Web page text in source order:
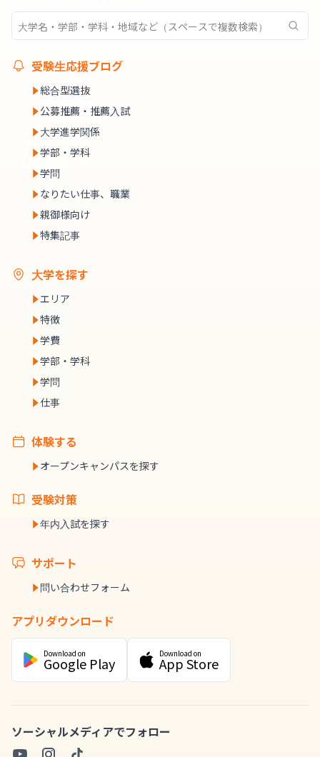
受験生応援ブログ
総合型選抜
公募推薦・推薦入試
大学進学関係
学部・学科
学問
なりたい仕事、職業
親御様向け
特集記事
大学を探す
エリア
特徴
学費
学部・学科
学問
仕事
体験する
オープンキャンパスを探す
受験対策
年内入試を探す
サポート
問い合わせフォーム
アプリダウンロード
Download on
Google Play
Download on
App Store
ソーシャルメディアでフォロー